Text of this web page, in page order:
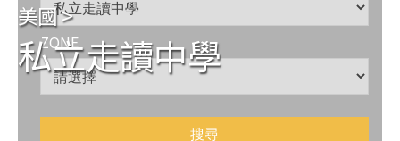
美國>
私立走讀中學
ZONE